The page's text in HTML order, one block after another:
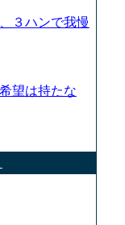
３ハンで我慢
望は持たな